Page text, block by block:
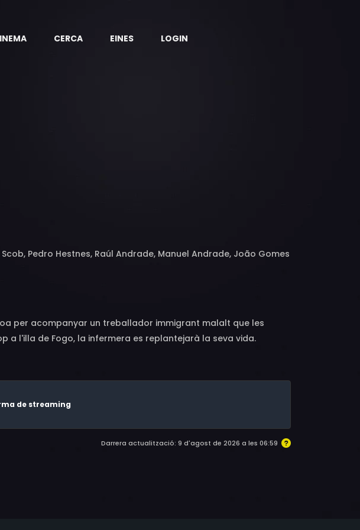
CERCA EINES LOGIN
Pedro Hestnes, Raúl Andrade, Manuel Andrade, João Gomes
João Medina, Daniel Andrade, Cristiano Andrade Alves,
Isabel de Castro, António Sequeira Lopes, Clotilde
Joaquim Antunes, Joaquim Carvalho
per acompanyar un treballador immigrant malalt que les
a l'illa de Fogo, la infermera es replantejarà la seva vida.
de streaming
Darrera actualització: 9 d'agost de 2026 a les 06:59